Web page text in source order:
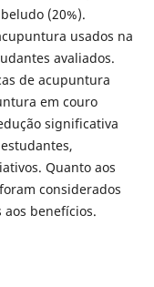
(20%).
usados na
avaliados.
de acupuntura
em couro
significativa
Quanto aos
considerados
benefícios.